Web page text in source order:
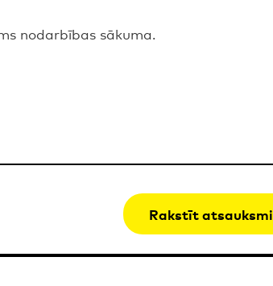
nodarbības sākuma.
Rakstīt atsauksmi